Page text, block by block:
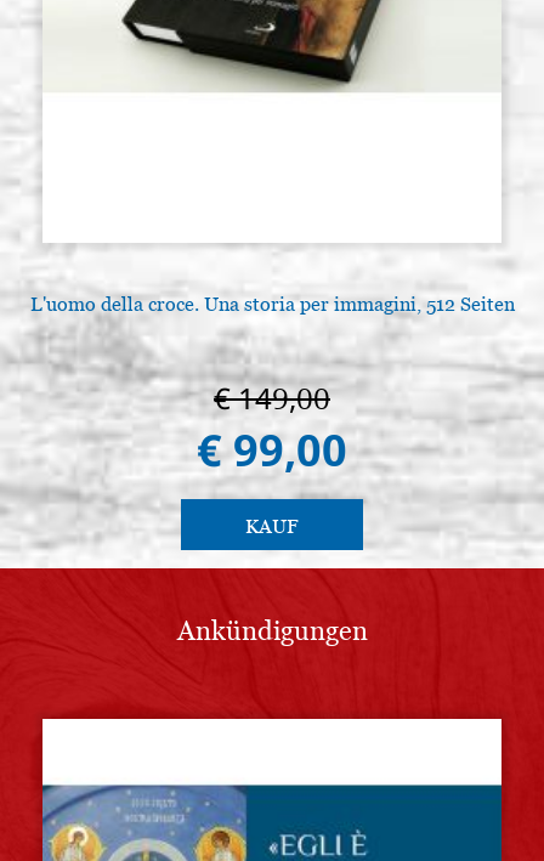
L'uomo della croce. Una storia per immagini, 512 Seiten
€ 149,00
€ 99,00
KAUF
Ankündigungen